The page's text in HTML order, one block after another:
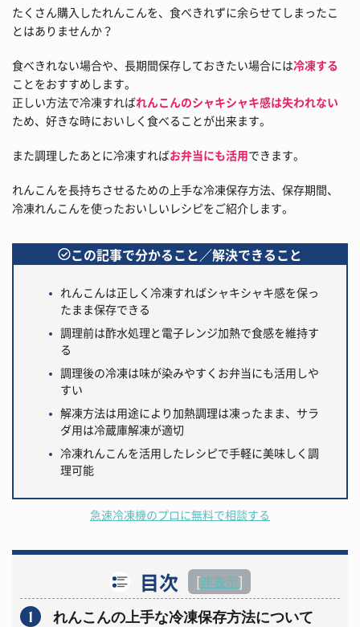
たくさん購入したれんこんを、食べきれずに余らせてしまったこ
とはありませんか？
食べきれない場合や、長期間保存しておきたい場合には冷凍する
ことをおすすめします。
正しい方法で冷凍すればれんこんのシャキシャキ感は失われない
ため、好きな時においしく食べることが出来ます。
また調理したあとに冷凍すればお弁当にも活用できます。
れんこんを長持ちさせるための上手な冷凍保存方法、保存期間、
冷凍れんこんを使ったおいしいレシピをご紹介します。
この記事で分かること／解決できること
れんこんは正しく冷凍すればシャキシャキ感を保っ
たまま保存できる
調理前は酢水処理と電子レンジ加熱で食感を維持す
る
調理後の冷凍は味が染みやすくお弁当にも活用しや
すい
解凍方法は用途により加熱調理は凍ったまま、サラ
ダ用は冷蔵庫解凍が適切
冷凍れんこんを活用したレシピで手軽に美味しく調
理可能
急速冷凍機のプロに無料で相談する
目次 [非表示]
1 れんこんの上手な冷凍保存方法について